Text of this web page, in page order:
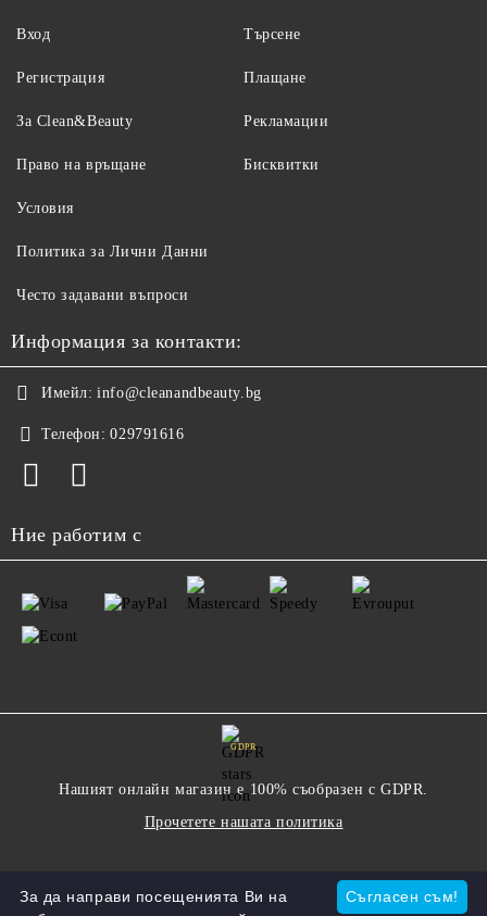
Вход
Регистрация
За Clean&Beauty
Търсене
Плащане
Рекламации
Право на връщане
Условия
Политика за Лични Данни
Често задавани въпроси
Бисквитки
Информация за контакти:
Имейл: info@cleanandbeauty.bg
Телефон: 029791616
Ние работим с
GDPR
Нашият онлайн магазин е 100% съобразен с GDPR.
Прочетете нашата политика
Съгласен съм!
За да направи посещенията Ви на